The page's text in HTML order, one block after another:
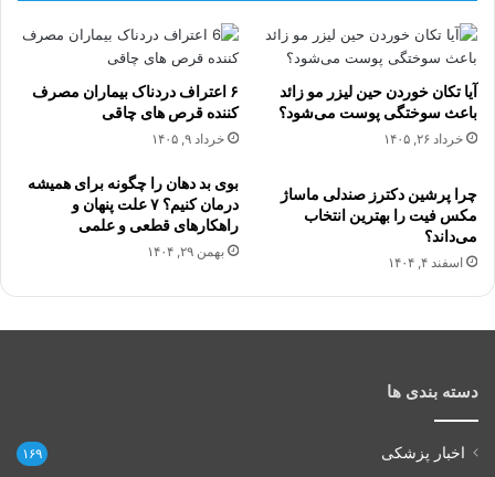
آیا تکان خوردن حین لیزر مو زائد
باعث سوختگی پوست می‌شود؟
خرداد ۲۶, ۱۴۰۵
۶ اعتراف دردناک بیماران مصرف
کننده قرص های چاقی
خرداد ۹, ۱۴۰۵
چرا پرشین دکترز صندلی ماساژ
مکس فیت را بهترین انتخاب
می‌داند؟
اسفند ۴, ۱۴۰۴
بوی بد دهان را چگونه برای همیشه
درمان کنیم؟ ۷ علت پنهان و
راهکارهای قطعی و علمی
بهمن ۲۹, ۱۴۰۴
دسته بندی ها
اخبار پزشکی ۱۶۹